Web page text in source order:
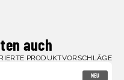
auch
PRODUKTVORSCHLÄGE
NEU